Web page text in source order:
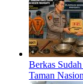
Berkas
Taman